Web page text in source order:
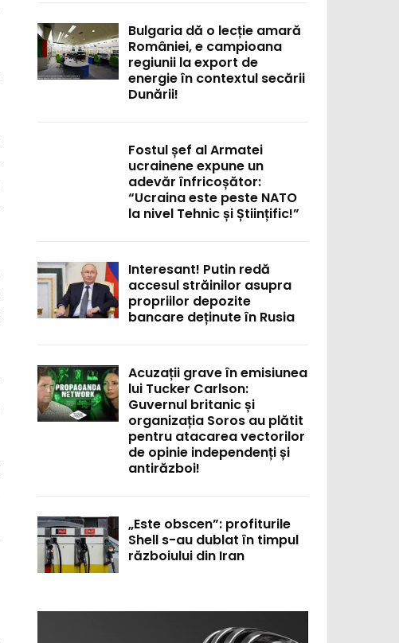
Bulgaria dă o lecție amară
României, e campioana
regiunii la export de
energie în contextul secării
Dunării!
Fostul șef al Armatei
ucrainene expune un
adevăr înfricoșător:
“Ucraina este peste NATO
la nivel Tehnic și Științific!”
Interesant! Putin redă
accesul străinilor asupra
propriilor depozite
bancare deținute în Rusia
Acuzații grave în emisiunea
lui Tucker Carlson:
Guvernul britanic și
organizația Soros au plătit
pentru atacarea vectorilor
de opinie independenți și
antirăzboi!
„Este obscen”: profiturile
Shell s-au dublat în timpul
războiului din Iran